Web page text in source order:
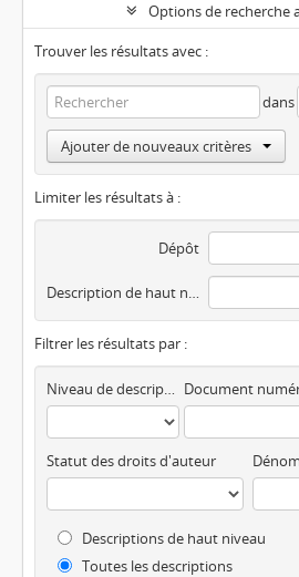
Options de recherche
Trouver les résultats avec :
dans
Ajouter de nouveaux critères
Limiter les résultats à :
Dépôt
Description de haut niveau
Filtrer les résultats par :
Niveau de description
Statut des droits d'auteur
Descriptions de haut niveau
Toutes les descriptions